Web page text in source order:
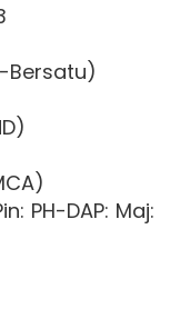
Bersatu)
PH-DAP: Maj: